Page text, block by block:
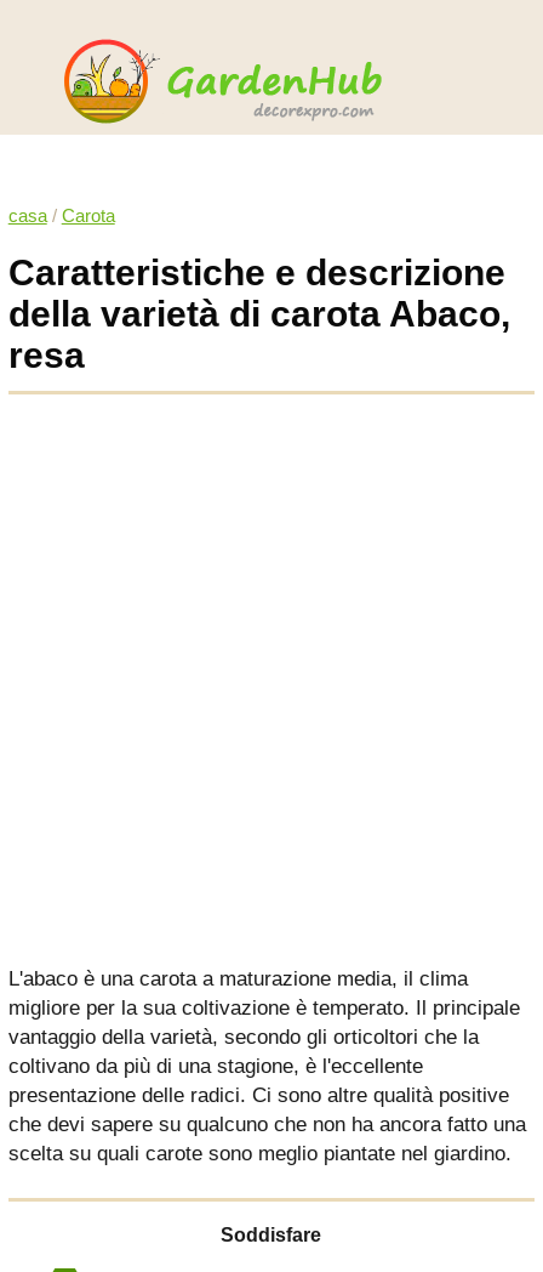
casa/ Carota
Caratteristiche e descrizione
della varietà di carota Abaco,
resa
L'abaco è una carota a maturazione media, il clima
migliore per la sua coltivazione è temperato. Il principale
vantaggio della varietà, secondo gli orticoltori che la
coltivano da più di una stagione, è l'eccellente
presentazione delle radici. Ci sono altre qualità positive
che devi sapere su qualcuno che non ha ancora fatto una
scelta su quali carote sono meglio piantate nel giardino.
Soddisfare